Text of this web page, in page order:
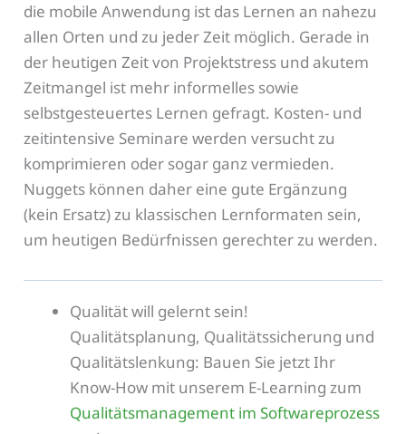
die mobile Anwendung ist das Lernen an nahezu
allen Orten und zu jeder Zeit möglich. Gerade in
der heutigen Zeit von Projektstress und akutem
Zeitmangel ist mehr informelles sowie
selbstgesteuertes Lernen gefragt. Kosten- und
zeitintensive Seminare werden versucht zu
komprimieren oder sogar ganz vermieden.
Nuggets können daher eine gute Ergänzung
(kein Ersatz) zu klassischen Lernformaten sein,
um heutigen Bedürfnissen gerechter zu werden.
Qualität will gelernt sein!
Qualitätsplanung, Qualitätssicherung und
Qualitätslenkung: Bauen Sie jetzt Ihr
Know-How mit unserem E-Learning zum
Qualitätsmanagement im Softwareprozess